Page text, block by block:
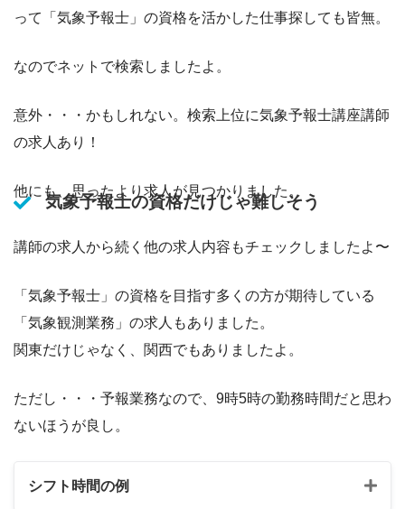
って「気象予報士」の資格を活かした仕事探しても皆無。
なのでネットで検索しましたよ。
意外・・・かもしれない。検索上位に気象予報士講座講師
の求人あり！
他にも、思ったより求人が見つかりました。
気象予報士の資格だけじゃ難しそう
講師の求人から続く他の求人内容もチェックしましたよ〜
「気象予報士」の資格を目指す多くの方が期待している
「気象観測業務」の求人もありました。
関東だけじゃなく、関西でもありましたよ。
ただし・・・予報業務なので、9時5時の勤務時間だと思わ
ないほうが良し。
シフト時間の例